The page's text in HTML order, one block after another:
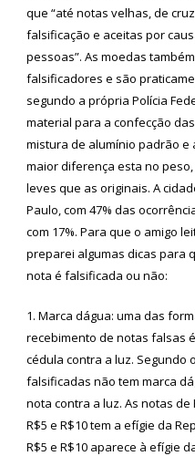
que “até notas velhas, de
falsificação e aceitas por
pessoas”. As moedas
falsificadores e são
segundo a própria Polícia
material para a confecção
mistura de alumínio padrão e
maior diferença esta no
leves que as originais. A
Paulo, com 47% das
com 17%. Para que o amigo
preparei algumas dicas para
nota é falsificada ou não:
1. Marca dágua: uma das
recebimento de notas falsas
cédula contra a luz. Segundo
falsificadas não tem marca
nota contra a luz. As notas de
R$5 e R$10 tem a efígie da
R$5 e R$10 aparece à efígie